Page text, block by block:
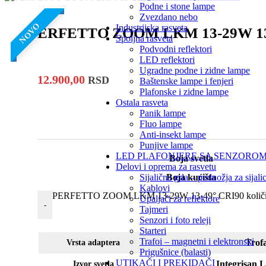
Podne i stone lampe
Zvezdano nebo
Industrijska rasveta
Spoljna rasveta
Podvodni reflektori
LED reflektori
Ugradne podne i zidne lampe
Baštenske lampe i fenjeri
Plafonske i zidne lampe
Ostala rasveta
Panik lampe
Fluo lampe
Anti-insekt lampe
Punjive lampe
LED PLAFONJERE SA
Delovi i oprema za rasvetu
Sijalična grla – podnožja za
Kablovi
Upaljači za reflektore
Tajmeri
Senzori i foto releji
Starteri
Trafoi – magnetni i elektronski
Prigušnice (balasti)
UTIKAČI I PREKIDAČI
NOVO
PERFETTO ZOOM LKM 13-29W
12.900,00 RSD
Boja svetla
Boja kućišta
-
PERFETTO ZOOM LKM 13-29W 13-49° CRI90
Vrsta adaptera
Izvor svetla